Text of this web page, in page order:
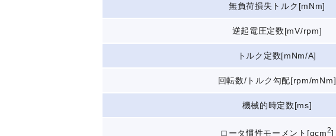
無負荷損失トルク[mNm]
逆起電圧定数[mV/rpm]
トルク定数[mNm/A]
回転数/トルク勾配[rpm/mNm]
機械的時定数[ms]
ロータ慣性モーメント[gcm2]